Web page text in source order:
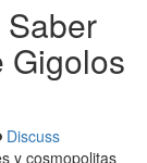
Gigolos
Discuss
y cosmopolitas